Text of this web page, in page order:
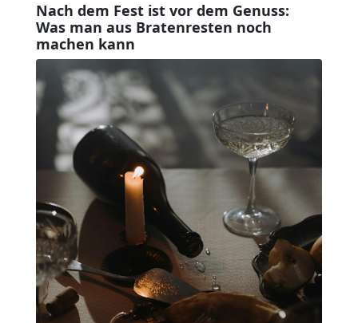
Nach dem Fest ist vor dem Genuss:
Was man aus Bratenresten noch
machen kann